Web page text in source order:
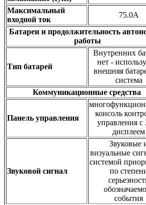
Максимальный
входной ток
75.0A
Батареи и продолжительность
работы
Тип батарей
Внутренних
нет -
внешняя
система
Коммуникационные средства
Панель управления
консоль
управления
дисплеем
Звуковой сигнал
Звуковые
визуальные
системой
по
события